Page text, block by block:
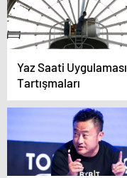
Yaz Saati Uygulaması
Tartışmaları